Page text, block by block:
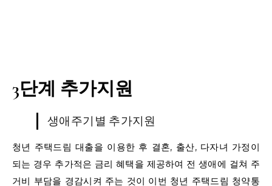
3단계 추가지원
생애주기별 추가지원
청년 주택드림 대출을 이용한 후 결혼, 출산, 다자녀 가정이
되는 경우 추가적은 금리 혜택을 제공하여 전 생애에 걸쳐 주
거비 부담을 경감시켜 주는 것이 이번 청년 주택드림 청약통